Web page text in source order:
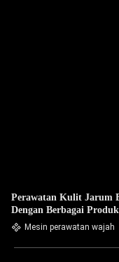
Perawatan Kulit Jarum
Dengan Berbagai
Mesin perawatan wajah